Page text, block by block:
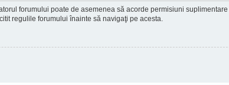
forumului poate de asemenea să acorde permisiuni
regulile forumului înainte să navigaţi pe acesta.